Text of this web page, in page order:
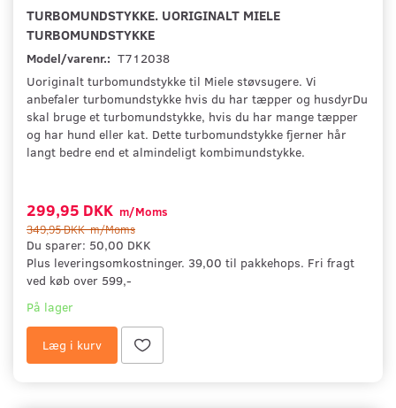
TURBOMUNDSTYKKE. UORIGINALT MIELE
TURBOMUNDSTYKKE
Model/varenr.: T712038
Uoriginalt turbomundstykke til Miele støvsugere. Vi
anbefaler turbomundstykke hvis du har tæpper og husdyrDu
skal bruge et turbomundstykke, hvis du har mange tæpper
og har hund eller kat. Dette turbomundstykke fjerner hår
langt bedre end et almindeligt kombimundstykke.
299,95 DKK m/Moms
349,95 DKKm/Moms
Du sparer: 50,00 DKK
Plus leveringsomkostninger. 39,00 til pakkehops. Fri fragt
ved køb over 599,-
På lager
Læg i kurv